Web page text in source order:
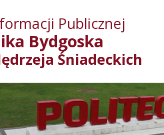
Przejdź
Przejdź
Publicznej
Bydgoska
Śniadeckich